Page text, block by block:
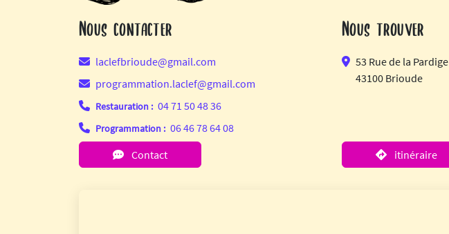
Nous contacter
laclefbrioude@gmail.com
programmation.laclef@gmail.com
Restauration : 04 71 50 48 36
Programmation : 06 46 78 64 08
Contact
Nous trouver
53 Rue de la Pardige
43100 Brioude
itinéraire